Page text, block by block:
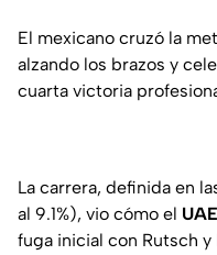
El mexicano cruzó la
alzando los brazos y
cuarta victoria
La carrera, definida en
al 9.1%), vio cómo el UAE
fuga inicial con Rutsch